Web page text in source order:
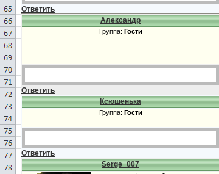
Ответить
Александр
Группа: Гости
Ответить
Ксюшенька
Группа: Гости
Ответить
Serge_007